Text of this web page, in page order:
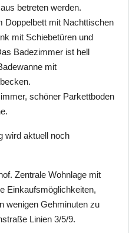
betreten werden.
Doppelbett mit Nachttischen
mit Schiebetüren und
Badezimmer ist hell
mit
schöner Parkettboden
wird aktuell noch
Zentrale Wohnlage mit
Einkaufsmöglichkeiten,
wenigen Gehminuten zu
Linien 3/5/9.